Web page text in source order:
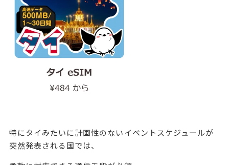
特にタイみたいに計画性のないイベントスケジュールが
突然発表される国では、